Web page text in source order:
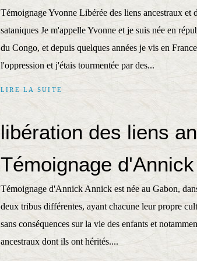
Témoignage Yvonne Libérée des liens ancestraux et
sataniques Je m'appelle Yvonne et je suis née en
du Congo, et depuis quelques années je vis en
l'oppression et j'étais tourmentée par des...
LIRE LA SUITE
libération des liens
Témoignage d'Annick
Témoignage d'Annick Annick est née au Gabon,
deux tribus différentes, ayant chacune leur propre
sans conséquences sur la vie des enfants et
ancestraux dont ils ont hérités....